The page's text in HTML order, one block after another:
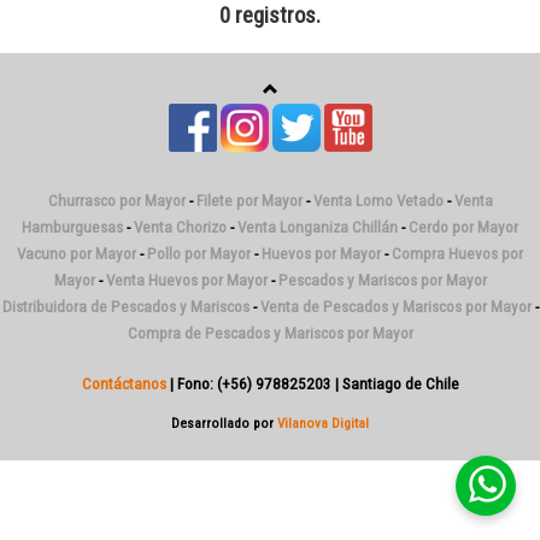
0 registros.
Churrasco por Mayor- Filete por Mayor-Venta Lomo Vetado-Venta
Hamburguesas -Venta Chorizo -Venta Longaniza Chillán - Cerdo por Mayor
Vacuno por Mayor - Pollo por Mayor - Huevos por Mayor - Compra Huevos por
Mayor-Venta Huevos por Mayor- Pescados y Mariscos por Mayor
Distribuidora de Pescados y Mariscos-Venta de Pescados y Mariscos por Mayor-
Compra de Pescados y Mariscos por Mayor
Contáctanos| Fono: (+56) 978825203 | Santiago de Chile
Desarrollado por Vilanova Digital